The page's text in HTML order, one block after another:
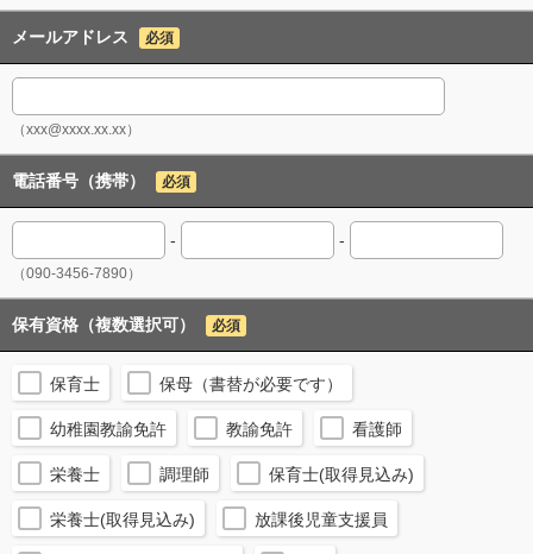
メールアドレス 必須
（xxx@xxxx.xx.xx）
電話番号（携帯） 必須
- -
（090-3456-7890）
保有資格（複数選択可） 必須
保育士 保母（書替が必要です）
幼稚園教諭免許 教諭免許 看護師
栄養士 調理師 保育士(取得見込み)
栄養士(取得見込み) 放課後児童支援員